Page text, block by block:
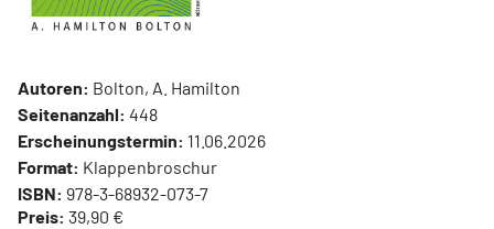
Autoren: Bolton, A. Hamilton
Seitenanzahl: 448
Erscheinungstermin: 11.06.2026
Format: Klappenbroschur
ISBN: 978-3-68932-073-7
Preis: 39,90 €